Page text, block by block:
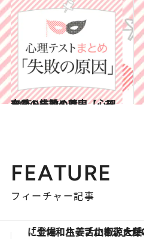
2015.12.30
恋愛・結婚・仕事……あなたの失敗の原因【心理テストまとめ7】
占い
FEATURE
フィーチャー記事
【夏限定ディナーコース】旬を迎える稚鮎や花ズッキーニなどをイタリア・ト